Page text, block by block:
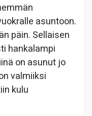
asuntoon.
päin. Sellaisen
hankalampi
on asunut jo
valmiiksi
kulu